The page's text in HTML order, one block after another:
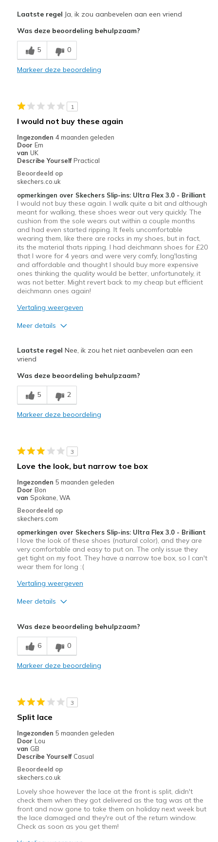
Breathe Well
Comfortable
Beste toepassingen
Going Out
Sizing
Feels true to size
View On Shoes
I'm Into Shoes
Laatste regel Ja, ik zou aanbevelen aan een vriend
Was deze beoordeling behulpzaam?
5 0
Markeer deze beoordeling
1
I would not buy these again
Ingezonden 4 maanden geleden
Door Em
van UK
Describe Yourself Practical
Beoordeeld op
skechers.co.uk
opmerkingen over Skechers Slip-ins: Ultra Flex 3.0 - Brilliant
I would not buy these again. I walk quite a bit and although
meant for walking, these shoes wear out very quickly. The
cushion from the sole wears out within a couple months
and had even started ripping. It feels uncomfortable
wearing them, like there are rocks in my shoes, but in fact,
its the material thats ripping. I had deichmann shoes for £20
that I wore for 4 years and were very comfy, long'lasting
and affordable and thought I should buy more expensive
ones thinking the quality would be better, unfortunately, it
was not better. Might revert back to my cheap but efficient
deichmann ones again!
Vertaling weergeven
Meer details
Poor Cushioning
Poor Quality
Wear Out Quickly
Beste toepassingen
Width
Sizing
Feels half size too big
Laatste regel Nee, ik zou het niet aanbevelen aan een
vriend
Was deze beoordeling behulpzaam?
5 2
Markeer deze beoordeling
3
Love the look, but narrow toe box
Ingezonden 5 maanden geleden
Door Bon
van Spokane, WA
Beoordeeld op
skechers.com
opmerkingen over Skechers Slip-ins: Ultra Flex 3.0 - Brilliant
I love the look of these shoes (natural color), and they are
very comfortable and easy to put on. The only issue they
get tight on my foot. They have a narrow toe box, so I can't
wear them for long :(
Vertaling weergeven
Meer details
Breathe Well
Stylish
Casual Wear
Sizing
Feels true to size
Was deze beoordeling behulpzaam?
6 0
Markeer deze beoordeling
3
Split lace
Ingezonden 5 maanden geleden
Door Lou
van GB
Describe Yourself Casual
Beoordeeld op
skechers.co.uk
Lovely shoe however the lace at the front is split, didn't
check them when they got delivered as the tag was at the
front and now gone to take them on holiday next week but
the lace damaged and they're out of the return window.
Check as soon as you get them!